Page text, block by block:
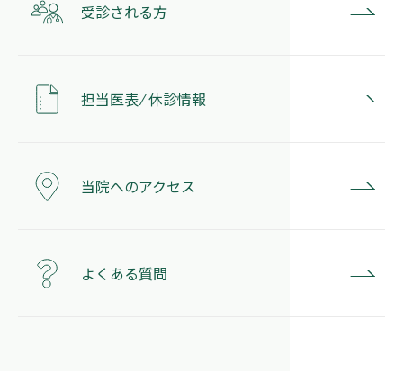
受診される方
担当医表 ⁄ 休診情報
当院へのアクセス
よくある質問